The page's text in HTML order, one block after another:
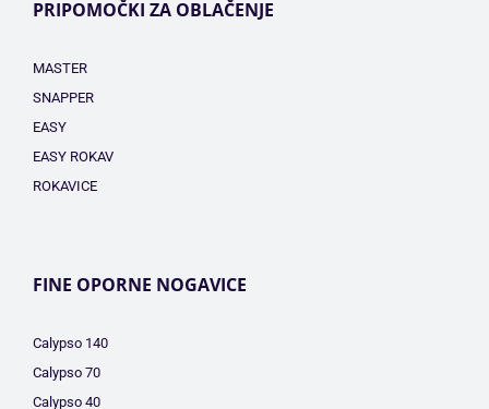
PRIPOMOČKI ZA OBLAČENJE
MASTER
SNAPPER
EASY
EASY ROKAV
ROKAVICE
FINE OPORNE NOGAVICE
Calypso 140
Calypso 70
Calypso 40